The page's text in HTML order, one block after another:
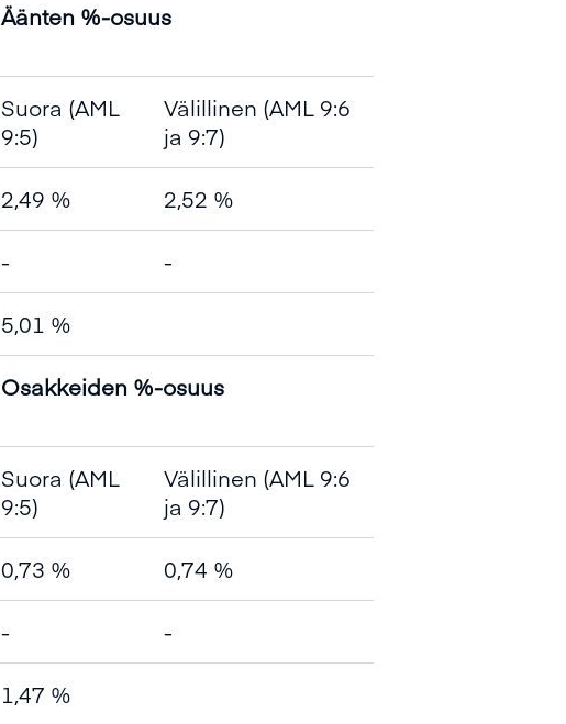
Äänten %-osuus
Suora (AML
9:5)
Välillinen (AML 9:6
ja 9:7)
2,49 % 2,52 %
- -
5,01 %
Osakkeiden %-osuus
Suora (AML
9:5)
Välillinen (AML 9:6
ja 9:7)
0,73 % 0,74 %
- -
1,47 %